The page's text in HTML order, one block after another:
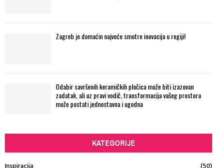
Zagreb je domaćin najveće smotre inovacija u regiji!
Odabir savršenih keramičkih pločica može biti izazovan
zadatak, ali uz pravi vodič, transformacija vašeg prostora
može postati jednostavna i ugodna
KATEGORIJE